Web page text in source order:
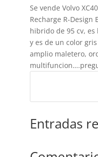
Se vende Volvo
Recharge R-Design
hibrido de 95 cv,
y es de un color
amplio maletero,
Entradas